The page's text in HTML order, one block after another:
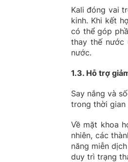
Kali đóng vai
kinh. Khi kết
có thể góp
thay thế nước
nước.
1.3. Hỗ trợ
Say nắng và
trong thời gian
Về mặt khoa
nhiên, các
năng miễn
duy trì trạng